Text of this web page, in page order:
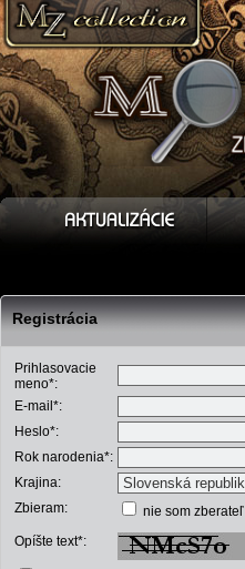
Registrácia
Prihlasovacie
meno*:
E-mail*:
Heslo*:
Rok narodenia*:
Krajina:
Zbieram:
nie som zberateľ
Opíšte text*: